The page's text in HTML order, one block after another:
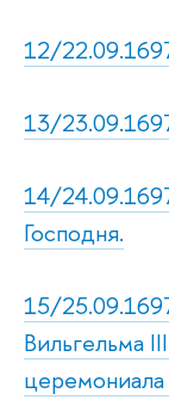
12/
13/
14/
Господня.
15/
Вильгельма
церемониала